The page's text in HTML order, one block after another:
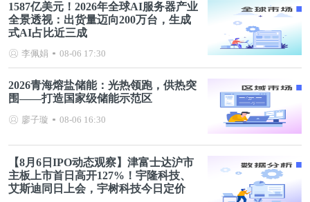
1587亿美元！2026年全球AI服务器产业
全景透视：出货量迈向200万台，生成
式AI占比近三成
李佩娟 08-06 17:30
2026青海熔盐储能：光热领跑，供热突
围——打造国家级储能示范区
廖子璇 08-06 16:30
【8月6日IPO动态观察】津富士达沪市
主板上市首日高开127%！宇隆科技、
艾斯迪同日上会，宇树科技今日定价